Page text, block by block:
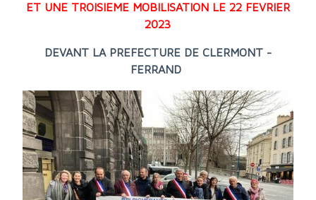
ET UNE TROISIEME MOBILISATION LE 22 FEVRIER
2023
DEVANT LA PREFECTURE DE CLERMONT -
FERRAND